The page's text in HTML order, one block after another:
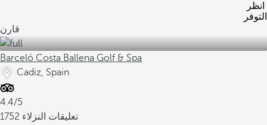
انظر
التوفر
قارن
Barceló Costa Ballena Golf & Spa
Cadiz, Spain
4.4/5
1752 تعليقات النزلاء